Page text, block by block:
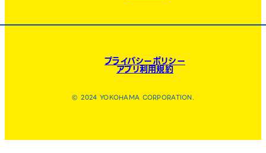
プライバシーポリシー
アプリ利用規約
© 2024 YOKOHAMA CORPORATION.